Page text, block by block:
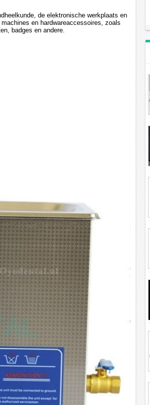
de elektronische werkplaats en
en hardwareaccessoires, zoals
badges en andere.